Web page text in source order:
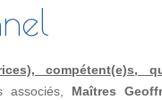
compétent(e)s,
associés, Maîtres